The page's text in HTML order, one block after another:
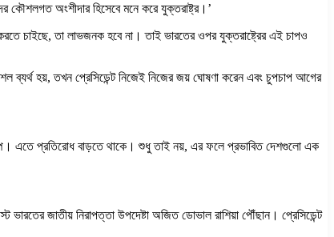
কৌশলগত অংশীদার হিসেবে মনে করে যুক্তরাষ্ট্র।’
চাইছে, তা লাভজনক হবে না। তাই ভারতের ওপর যুক্তরাষ্ট্রের এই চাপও
ব্যর্থ হয়, তখন প্রেসিডেন্ট নিজেই নিজের জয় ঘোষণা করেন এবং চুপচাপ আগের
এতে প্রতিরোধ বাড়তে থাকে। শুধু তাই নয়, এর ফলে প্রভাবিত দেশগুলো এক
জাতীয় নিরাপত্তা উপদেষ্টা অজিত ডোভাল রাশিয়া পৌঁছান। প্রেসিডেন্ট